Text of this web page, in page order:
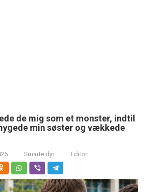
de mig som et monster, indtil
min søster og vækkede
Smarte dyr Editor